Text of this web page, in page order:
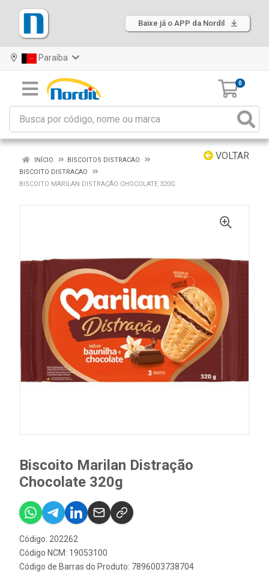
Baixe já o APP da Nordil
Paraíba
0
VOLTAR
INÍCIO
BISCOITOS DISTRACAO
BISCOITO DISTRACAO
BISCOITO MARILAN DISTRAÇÃO CHOCOLATE 320G
Biscoito Marilan Distração
Chocolate 320g
Código: 202262
Código NCM: 19053100
Código de Barras do Produto: 7896003738704